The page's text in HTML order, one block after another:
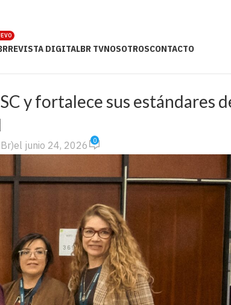
REVISTA DIGITALBR TVNOSOTROSCONTACTO
y fortalece sus estándares
el junio 24, 2026 0